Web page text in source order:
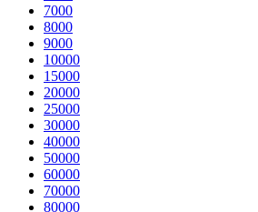
7000
8000
9000
10000
15000
20000
25000
30000
40000
50000
60000
70000
80000